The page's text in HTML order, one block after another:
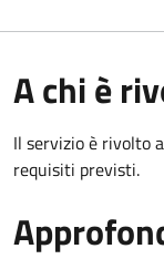
A chi è
Il servizio è rivolto
requisiti previsti.